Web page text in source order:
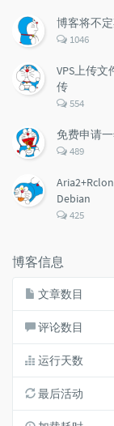
数：
博客将不
评
数：
1046
VPS上传
传
评
数：
554
免费申请
评
数：
489
Debian
评
425
博客信息
文章数目
评论数目
运行天数
最后活动